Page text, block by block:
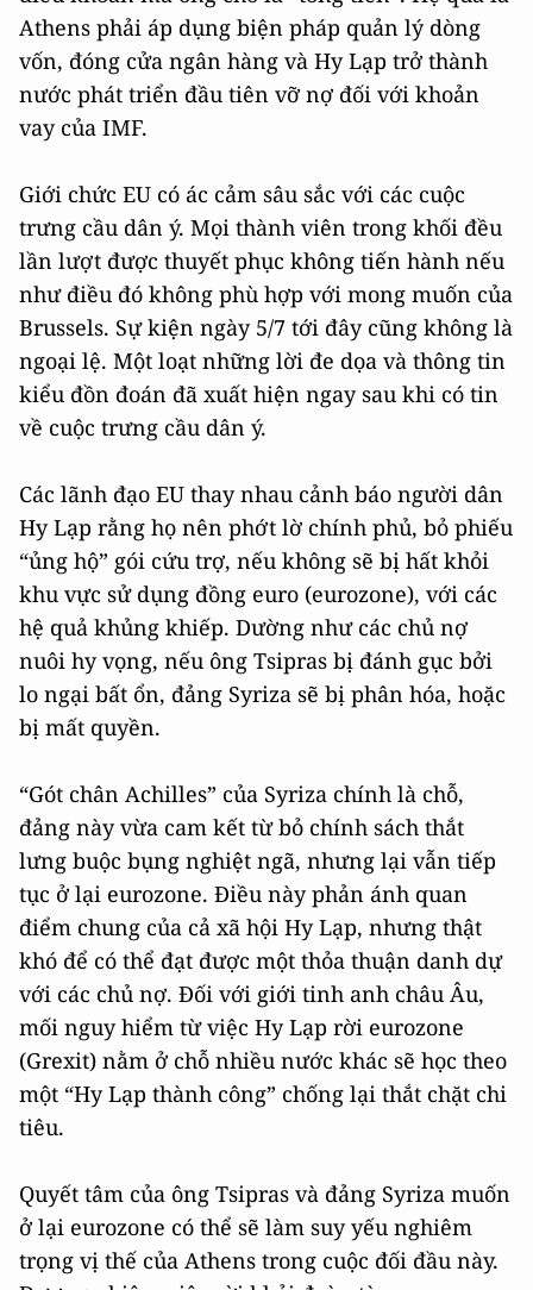
Athens phải áp dụng biện pháp quản lý dòng
vốn, đóng cửa ngân hàng và Hy Lạp trở thành
nước phát triển đầu tiên vỡ nợ đối với khoản
vay của IMF.
Giới chức EU có ác cảm sâu sắc với các cuộc
trưng cầu dân ý. Mọi thành viên trong khối đều
lần lượt được thuyết phục không tiến hành nếu
như điều đó không phù hợp với mong muốn của
Brussels. Sự kiện ngày 5/7 tới đây cũng không là
ngoại lệ. Một loạt những lời đe dọa và thông tin
kiểu đồn đoán đã xuất hiện ngay sau khi có tin
về cuộc trưng cầu dân ý.
Các lãnh đạo EU thay nhau cảnh báo người dân
Hy Lạp rằng họ nên phớt lờ chính phủ, bỏ phiếu
“ủng hộ” gói cứu trợ, nếu không sẽ bị hất khỏi
khu vực sử dụng đồng euro (eurozone), với các
hệ quả khủng khiếp. Dường như các chủ nợ
nuôi hy vọng, nếu ông Tsipras bị đánh gục bởi
lo ngại bất ổn, đảng Syriza sẽ bị phân hóa, hoặc
bị mất quyền.
“Gót chân Achilles” của Syriza chính là chỗ,
đảng này vừa cam kết từ bỏ chính sách thắt
lưng buộc bụng nghiệt ngã, nhưng lại vẫn tiếp
tục ở lại eurozone. Điều này phản ánh quan
điểm chung của cả xã hội Hy Lạp, nhưng thật
khó để có thể đạt được một thỏa thuận danh dự
với các chủ nợ. Đối với giới tinh anh châu Âu,
mối nguy hiểm từ việc Hy Lạp rời eurozone
(Grexit) nằm ở chỗ nhiều nước khác sẽ học theo
một “Hy Lạp thành công” chống lại thắt chặt chi
tiêu.
Quyết tâm của ông Tsipras và đảng Syriza muốn
ở lại eurozone có thể sẽ làm suy yếu nghiêm
trọng vị thế của Athens trong cuộc đối đầu này.